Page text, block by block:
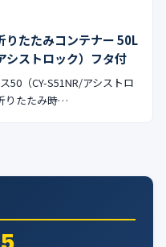
りたたみコンテナー 50L
シストロック）フタ付
50（CY-S51NR/アシストロ
りたたみ時…